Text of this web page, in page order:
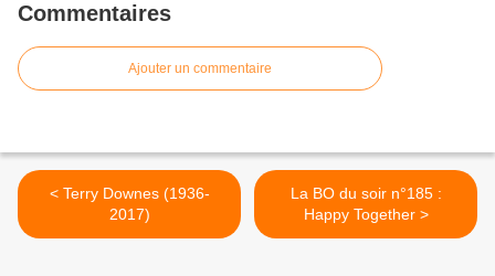
Commentaires
Ajouter un commentaire
< Terry Downes (1936-
2017)
La BO du soir n°185 :
Happy Together >